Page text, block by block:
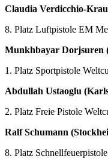
Claudia Verdicchio-
8. Platz Luftpistole EM
Munkhbayar Dorjsuren
1. Platz Sportpistole
Abdullah Ustaoglu
2. Platz Freie Pistole
Ralf Schumann
8. Platz